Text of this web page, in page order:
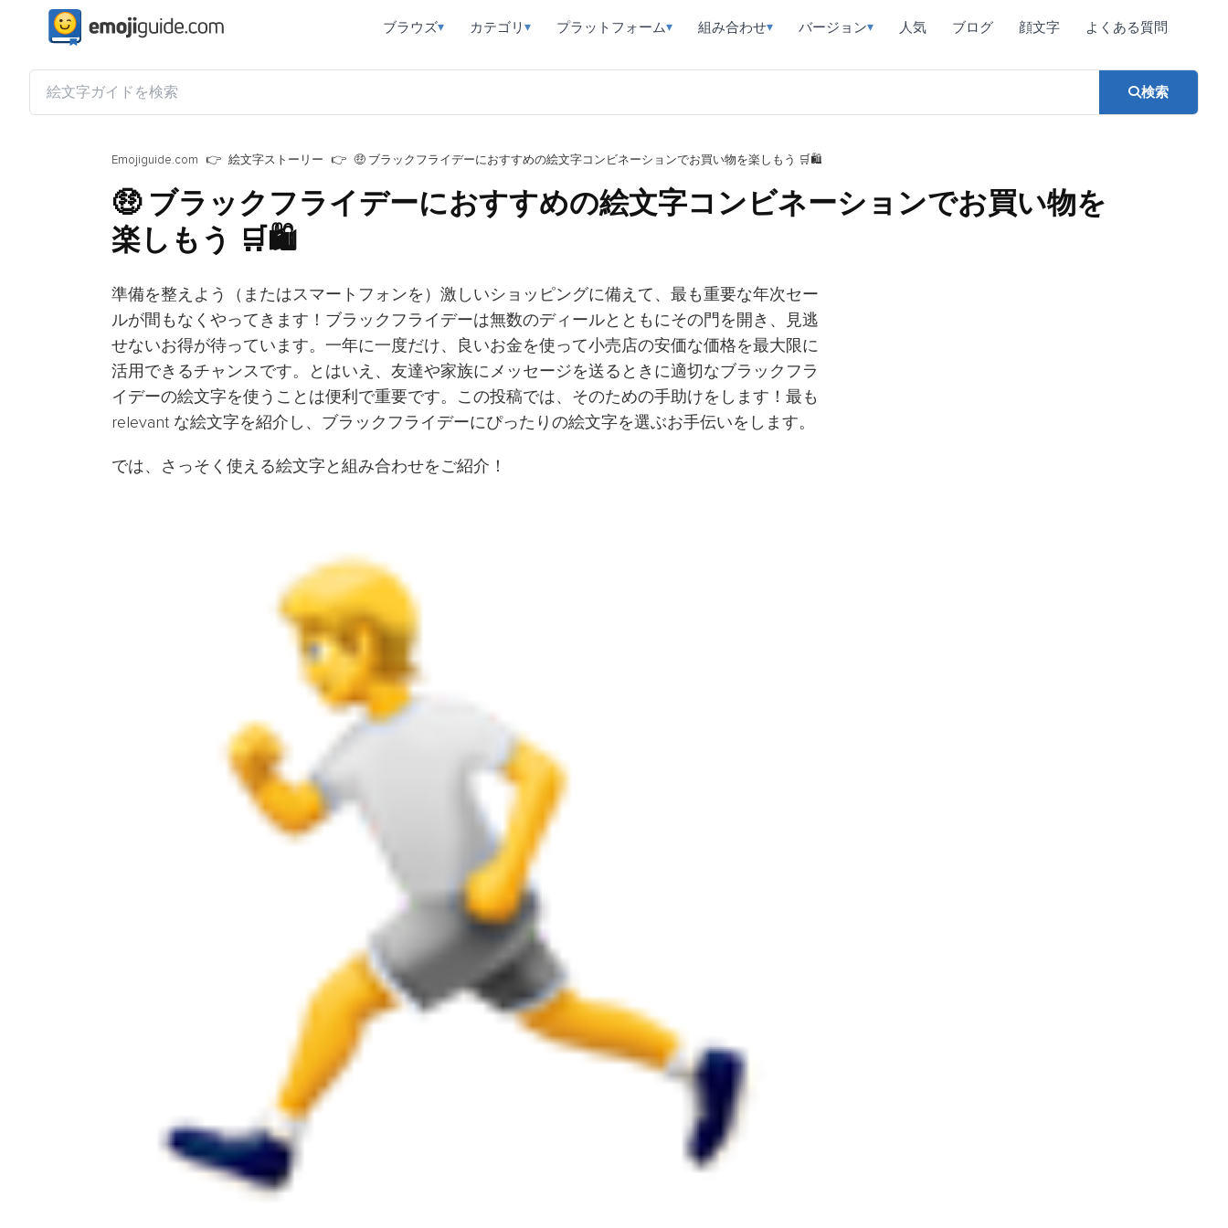
ブラウズ▾ カテゴリ ▾ プラットフォーム▾ 組み合わせ▾ バージョン▾ 人気 ブログ 顔文字 よくある質問
検索
Emojiguide.com 絵文字ストーリー 🤑 ブラックフライデーにおすすめの絵文字コンビネーションでお買い物を楽しもう 🛒🛍
🤑 ブラックフライデーにおすすめの絵文字コンビネーションでお買い物を
楽しもう 🛒🛍
準備を整えよう（またはスマートフォンを）激しいショッピングに備えて、最も重要な年次セー
ルが間もなくやってきます！ブラックフライデーは無数のディールとともにその門を開き、見逃
せないお得が待っています。一年に一度だけ、良いお金を使って小売店の安価な価格を最大限に
活用できるチャンスです。とはいえ、友達や家族にメッセージを送るときに適切なブラックフラ
イデーの絵文字を使うことは便利で重要です。この投稿では、そのための手助けをします！最も
relevant な絵文字を紹介し、ブラックフライデーにぴったりの絵文字を選ぶお手伝いをします。
では、さっそく使える絵文字と組み合わせをご紹介！